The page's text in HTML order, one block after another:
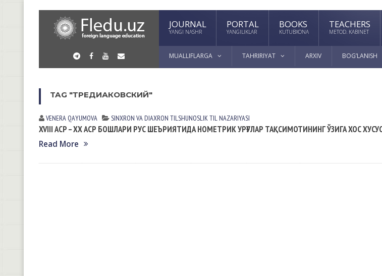
JOURNAL
YANGI NASHR
PORTAL
YANGILIKLAR
BOOKS
KUTUBXONA
TEACHERS
METOD. KABINET
MUALLIFLARGA TAHRIRIYAT ARXIV BOG’LANISH
TAG "ТРЕДИАКОВСКИЙ"
VENERA QАYUMOVА SINXRON VА DIАXRON TILSHUNOSLIKTIL NАZАRIYASI
XVIII АСР – ХХ АСР БОШЛАРИ РУС ШЕЪРИЯТИДА НОМЕТРИК УРҒУЛАР ТАҚСИМОТИНИНГ ЎЗИГА ХОС
Read More